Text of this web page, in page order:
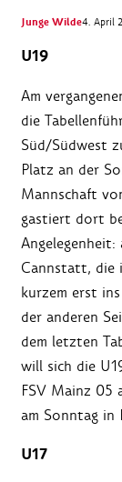
Junge Wilde4. April
U19
Am
die
Süd/Südwest
Platz an der
Mannschaft
gastiert dort
Angelegenheit:
Cannstatt, die
kurzem erst
der anderen
dem letzten
will sich die
FSV Mainz 05
am Sonntag in
U17